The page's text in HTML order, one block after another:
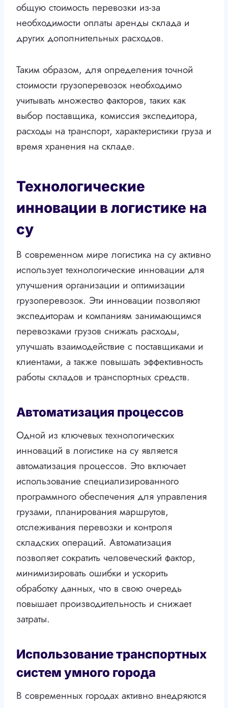
общую стоимость перевозки из-за
необходимости оплаты аренды склада и
других дополнительных расходов.
Таким образом, для определения точной
стоимости грузоперевозок необходимо
учитывать множество факторов, таких как
выбор поставщика, комиссия экспедитора,
расходы на транспорт, характеристики груза и
время хранения на складе.
Технологические
инновации в логистике на
су
В современном мире логистика на су активно
использует технологические инновации для
улучшения организации и оптимизации
грузоперевозок. Эти инновации позволяют
экспедиторам и компаниям занимающимся
перевозками грузов снижать расходы,
улучшать взаимодействие с поставщиками и
клиентами, а также повышать эффективность
работы складов и транспортных средств.
Автоматизация процессов
Одной из ключевых технологических
инноваций в логистике на су является
автоматизация процессов. Это включает
использование специализированного
программного обеспечения для управления
грузами, планирования маршрутов,
отслеживания перевозки и контроля
складских операций. Автоматизация
позволяет сократить человеческий фактор,
минимизировать ошибки и ускорить
обработку данных, что в свою очередь
повышает производительность и снижает
затраты.
Использование транспортных
систем умного города
В современных городах активно внедряются